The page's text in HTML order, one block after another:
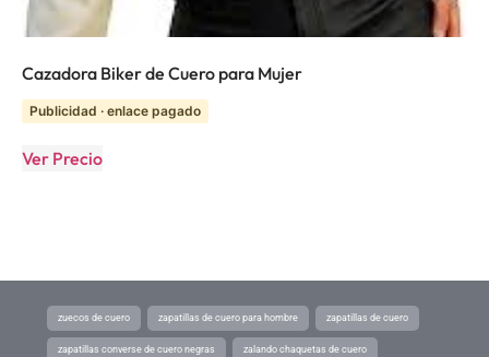
Cazadora Biker de Cuero para Mujer
Publicidad · enlace pagado
Ver Precio
zuecos de cuero zapatillas de cuero para hombre zapatillas de cuero
zapatillas converse de cuero negras zalando chaquetas de cuero